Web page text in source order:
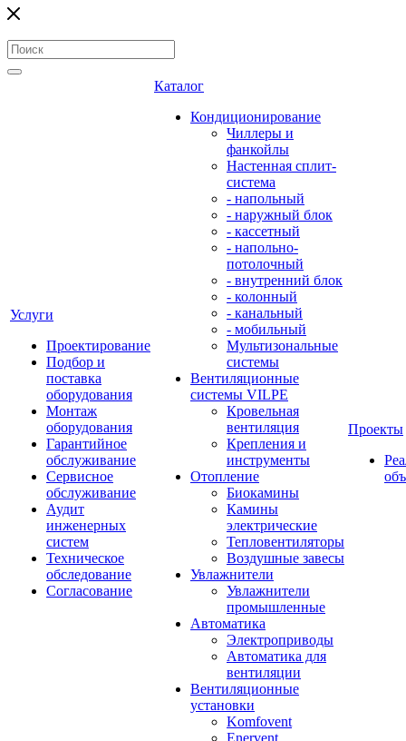
Услуги
Проектирование
Подбор и
поставка
оборудования
Монтаж
оборудования
Гарантийное
обслуживание
Сервисное
обслуживание
Аудит
инженерных
систем
Техническое
обследование
Согласование
Каталог
Кондиционирование
Чиллеры и
фанкойлы
Настенная сплит-
система
- напольный
- наружный блок
- кассетный
- напольно-
потолочный
- внутренний блок
- колонный
- канальный
- мобильный
Мультизональные
системы
Вентиляционные
системы VILPE
Кровельная
вентиляция
Крепления и
инструменты
Отопление
Биокамины
Камины
электрические
Тепловентиляторы
Воздушные завесы
Увлажнители
Увлажнители
промышленные
Автоматика
Электроприводы
Автоматика для
вентиляции
Вентиляционные
установки
Komfovent
Enervent
Проекты